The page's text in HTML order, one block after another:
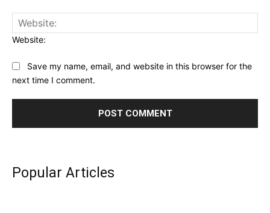
Website:
Save my name, email, and website in this browser for the
next time I comment.
Popular Articles